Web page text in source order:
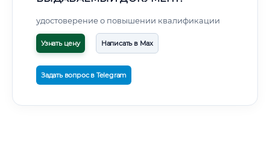
удостоверение о повышении квалификации
Узнать цену Написать в Max
Задать вопрос в Telegram